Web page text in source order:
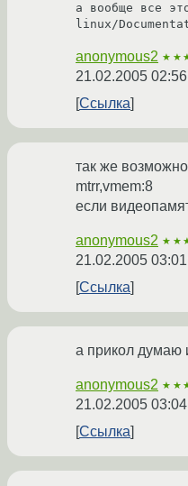
а вообще все
linux/
anonymous2
21.02.2005
Ссылка
так же
mtrr,vmem:8
если
anonymous2
21.02.2005
Ссылка
а прикол
anonymous2
21.02.2005
Ссылка